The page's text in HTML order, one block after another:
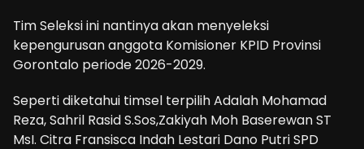
Tim Seleksi ini nantinya akan menyeleksi
kepengurusan anggota Komisioner KPID Provinsi
Gorontalo periode 2026-2029.
Seperti diketahui timsel terpilih Adalah Mohamad
Reza, Sahril Rasid S.Sos,Zakiyah Moh Baserewan ST
MsI. Citra Fransisca Indah Lestari Dano Putri SPD